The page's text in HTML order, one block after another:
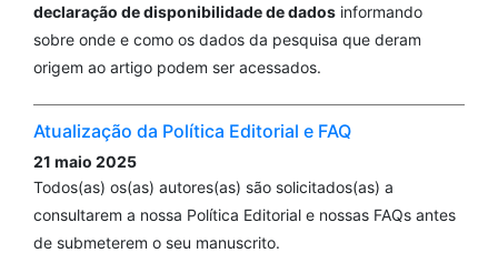
declaração de disponibilidade de dados informando
sobre onde e como os dados da pesquisa que deram
origem ao artigo podem ser acessados.
Atualização da Política Editorial e FAQ
21 maio 2025
Todos(as) os(as) autores(as) são solicitados(as) a
consultarem a nossa Política Editorial e nossas FAQs antes
de submeterem o seu manuscrito.